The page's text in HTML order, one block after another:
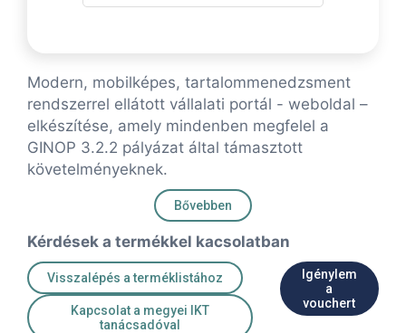
Modern, mobilképes, tartalommenedzsment
rendszerrel ellátott vállalati portál - weboldal –
elkészítése, amely mindenben megfelel a
GINOP 3.2.2 pályázat által támasztott
követelményeknek.
Bővebben
Kérdések a termékkel kacsolatban
Visszalépés a terméklistához
Kapcsolat a megyei IKT
tanácsadóval
Igénylem
a
vouchert